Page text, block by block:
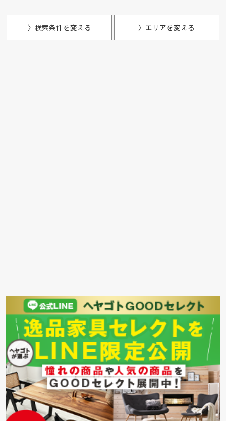
〉検索条件を変える 〉エリアを変える